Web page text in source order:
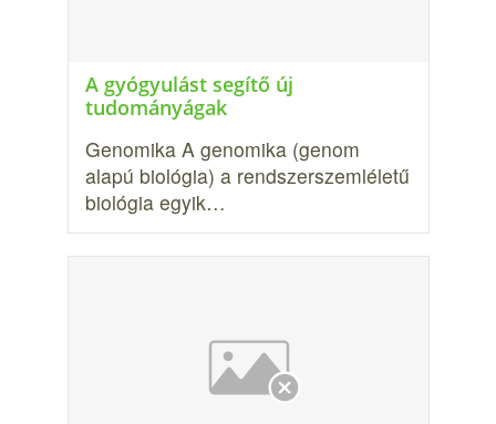
A gyógyulást segítő új
tudományágak
Genomika A genomika (genom
alapú biológia) a rendszerszemléletű
biológia egyik…